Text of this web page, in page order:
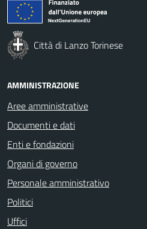
Città di Lanzo Torinese
AMMINISTRAZIONE
Aree amministrative
Documenti e dati
Enti e fondazioni
Organi di governo
Personale amministrativo
Politici
Uffici